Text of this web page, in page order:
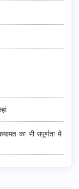
का भी संपूर्णता में